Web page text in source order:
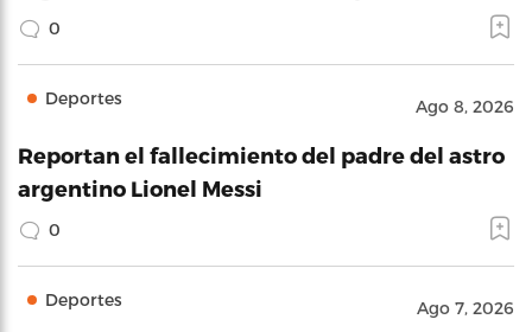
0
Deportes Ago 8, 2026
Reportan el fallecimiento del padre del astro
argentino Lionel Messi
0
Deportes Ago 7, 2026